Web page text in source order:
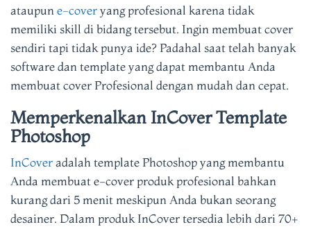
ataupun e-coveryang profesional karena tidak
memiliki skill di bidang tersebut. Ingin membuat cover
sendiri tapi tidak punya ide? Padahal saat telah banyak
software dan template yang dapat membantu Anda
membuat cover Profesional dengan mudah dan cepat.
Memperkenalkan InCover Template
Photoshop
InCoveradalah template Photoshop yang membantu
Anda membuat e-cover produk profesional bahkan
kurang dari 5 menit meskipun Anda bukan seorang
desainer. Dalam produk InCover tersedia lebih dari 70+